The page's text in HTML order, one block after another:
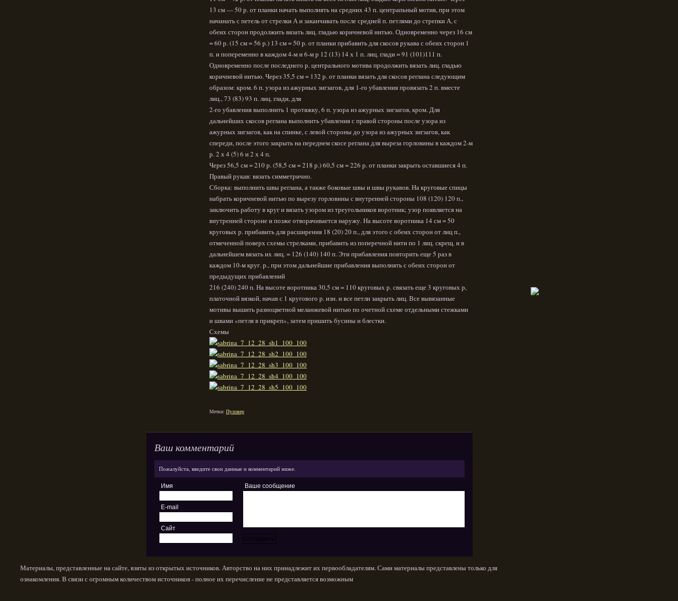
13 см — 50 р. от планки начать выполнять на средних 43 п. центрапьный мотив, при этом
начинать с петель от стрелки А и заканчивать после средней п. петлями до стрепки А, с
обеих сторон продолжить вязать лиц. гладью коричневой нитью. Одновременно через 16 см
= 60 р. (15 см = 56 р.) 13 см = 50 р. от планки прибавить для скосов рукава с обеих сторон 1
п. и попеременно в каждом 4-м и 6-м р 12 (13) 14 х 1 п. лиц. глади = 91 (101)111 п.
Одновременно после последнего р. центрального мотива продолжить вязать лиц. гладью
коричневой нитью. Через 35,5 см = 132 р. от планки вязать для скосов реглана следующим
образом: кром. 6 п. узора из ажурных зигзагов, для 1-го убавления провязать 2 п. вместе
лиц., 73 (83) 93 п. лиц. глади, для
2-го убавления выполнить 1 протяжку, 6 п. узора из ажурных зигзагов, кром. Для
дальнейших скосов реглана выполнить убавления с правой стороны после узора из
ажурных зигзагов, как на спинке, с левой стороны до узора из ажурных зигзагов, как
спереди, после этого закрыть на переднем скосе реглана для выреза горловины в каждом 2-м
р. 2 х 4 (5) 6 и 2 х 4 п.
Через 56,5 см = 210 р. (58,5 см = 218 р.) 60,5 см = 226 р. от планки закрыть оставшиеся 4 п.
Правый рукав: вязать симметрично.
Сборка: выполнить швы реглана, а также боковые швы и швы рукавов. На круговые спицы
набрать коричневой нитью по вырезу горловины с внутренней стороны 108 (120) 120 п.,
заключить работу в круг и вязать узором из треугольников воротник; узор появляется на
внутренней стороне и позже отворачивается наружу. На высоте воротника 14 см = 50
круговых р. прибавить для расширения 18 (20) 20 п., для этого с обеих сторон от лиц п.,
отмеченной поверх схемы стрелками, прибавить из поперечной нити по 1 лиц. скрещ. и в
дальнейшем вязать их лиц. = 126 (140) 140 п. Эти прибавления повторить еще 5 раз в
каждом 10-м круг. р., при этом дальнейшие прибавления выполнять с обеих сторон от
предыдущих прибавлений
216 (240) 240 п. На высоте воротника 30,5 см = 110 круговых р. связать еще 3 круговых р,
платочной вязкой, начав с 1 кругового р. изн. и все петли закрыть лиц. Все вывязанные
мотивы вышить разноцветной меланжевой нитью по очетной схеме отдельными стежками
и швами «петля в прикреп», затем пришить бусины и блестки.
Схемы
Метки: Пуловер
Ваш комментарий
Пожалуйста, введите свои данные и комментарий ниже.
Имя
E-mail
Сайт
Ваше сообщение
Материалы, представленные на сайте, взяты из открытых источников. Авторство на них принадлежит их первообладателям. Сами материалы представлены только для
ознакомления. В связи с огромным количеством источников - полное их перечисление не представляется возможным